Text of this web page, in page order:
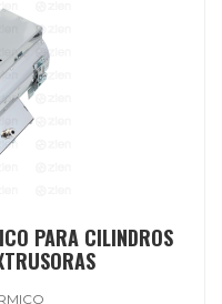
PARA CILINDROS